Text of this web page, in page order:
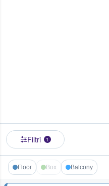
Filtri 1
Floor Box Balcony